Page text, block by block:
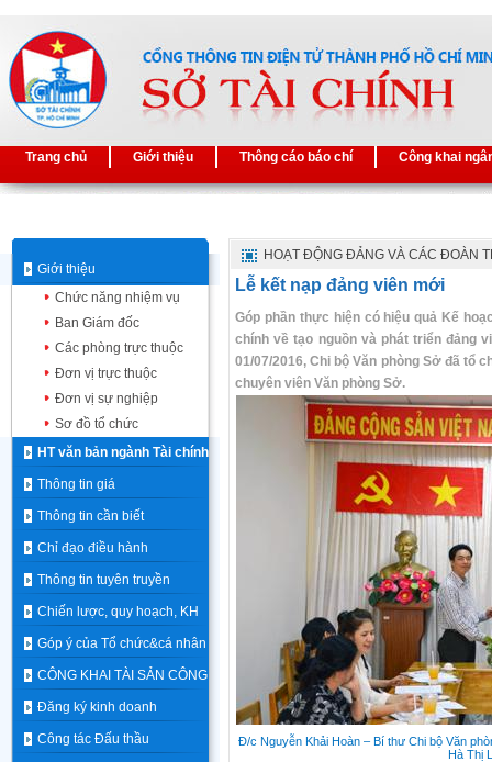
Trang chủ Giới thiệu Thông cáo báo chí Công khai
Giới thiệu
Chức năng nhiệm vụ
Ban Giám đốc
Các phòng trực thuộc
Đơn vị trực thuộc
Đơn vị sự nghiệp
Sơ đồ tổ chức
HT văn bản ngành Tài chính
Thông tin giá
Thông tin cần biết
Chỉ đạo điều hành
Thông tin tuyên truyền
Chiến lược, quy hoạch, KH
Góp ý của Tổ chức&cá nhân
CÔNG KHAI TÀI SẢN CÔNG
Đăng ký kinh doanh
Công tác Đấu thầu
HOẠT ĐỘNG ĐẢNG VÀ CÁC ĐOÀN
Lễ kết nạp đảng viên mới
Góp phần thực hiện có hiệu quả Kế
chính về tạo nguồn và phát triển đảng
01/07/2016, Chi bộ Văn phòng Sở đã tổ
chuyên viên Văn phòng Sở.
Đ/c Nguyễn Khải Hoàn – Bí thư Chi bộ Văn
Hà Thị